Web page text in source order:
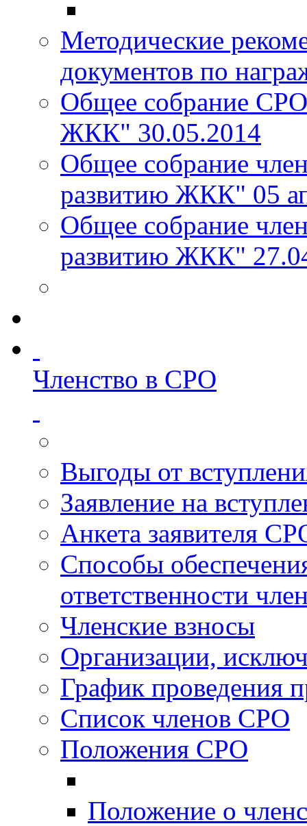
Методические
документов по
Общее собрание
ЖКК" 30.05.2014
Общее собрание
развитию ЖКК" 05
Общее собрание
развитию ЖКК"
Членство в СРО
Выгоды от
Заявление на
Анкета заявителя
Способы
ответственности
Членские взносы
Организации,
График проведения
Список членов СРО
Положения СРО
Положение о